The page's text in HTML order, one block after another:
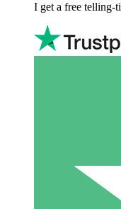
I get a free telling-